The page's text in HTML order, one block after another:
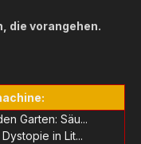
die vorangehen.
Garten: Säu...
in Lit...